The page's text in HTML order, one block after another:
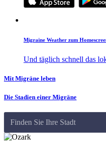
Migraine Weather zum
Und täglich schnell das
Mit Migräne leben
Die Stadien einer Migräne
Finden Sie Ihre Stadt